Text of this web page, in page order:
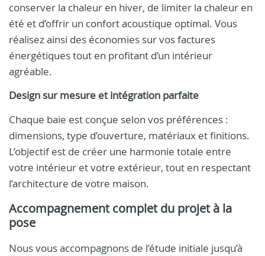
conserver la chaleur en hiver, de limiter la chaleur en
été et d’offrir un confort acoustique optimal. Vous
réalisez ainsi des économies sur vos factures
énergétiques tout en profitant d’un intérieur
agréable.
Design sur mesure et intégration parfaite
Chaque baie est conçue selon vos préférences :
dimensions, type d’ouverture, matériaux et finitions.
L’objectif est de créer une harmonie totale entre
votre intérieur et votre extérieur, tout en respectant
l’architecture de votre maison.
Accompagnement complet du projet à la
pose
Nous vous accompagnons de l’étude initiale jusqu’à